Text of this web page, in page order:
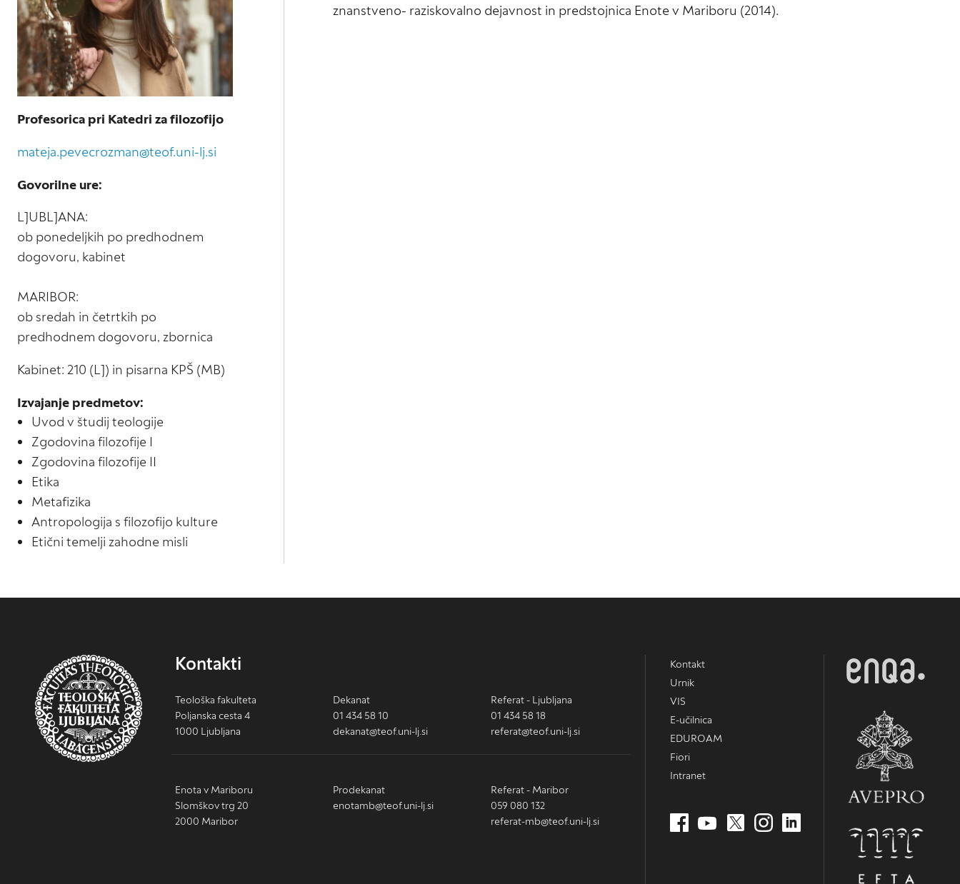
Profesorica pri Katedri za filozofijo
mateja.pevecrozman@teof.uni-lj.si
Govorilne ure:
LJUBLJANA:
ob ponedeljkih po predhodnem
dogovoru, kabinet
MARIBOR:
ob sredah in četrtkih po
predhodnem dogovoru, zbornica
Kabinet: 210 (LJ) in pisarna KPŠ (MB)
Izvajanje predmetov:
Uvod v študij teologije
Zgodovina filozofije I
Zgodovina filozofije II
Etika
Metafizika
Antropologija s filozofijo kulture
Etični temelji zahodne misli
znanstveno- raziskovalno dejavnost in predstojnica Enote v Mariboru (2014).
Kontakti
Teološka fakulteta
Poljanska cesta 4
1000 Ljubljana
Dekanat
01 434 58 10
dekanat@teof.uni-lj.si
Referat - Ljubljana
01 434 58 18
referat@teof.uni-lj.si
Enota v Mariboru
Slomškov trg 20
2000 Maribor
Prodekanat
enotamb@teof.uni-lj.si
Referat - Maribor
059 080 132
referat-mb@teof.uni-lj.si
Kontakt
Urnik
VIS
E-učilnica
EDUROAM
Fiori
Intranet